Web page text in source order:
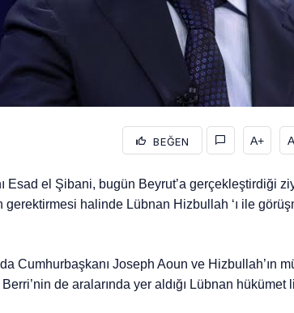
BEĞEN A+
Esad el Şibani, bugün Beyrut’a gerçekleştirdiği
gerektirmesi halinde Lübnan Hizbullah ‘ı ile
Cumhurbaşkanı Joseph Aoun ve Hizbullah’ın
de aralarında yer aldığı Lübnan hükümet